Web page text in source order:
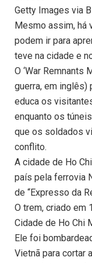
Getty Images via
Mesmo assim, há
podem ir para
teve na cidade e
O ‘War Remnants
guerra, em
educa os
enquanto os
que os soldados
conflito.
A cidade de Ho
país pela ferrovia
de “Expresso da
O trem, criado em
Cidade de Ho Chi
Ele foi
Vietnã para cortar